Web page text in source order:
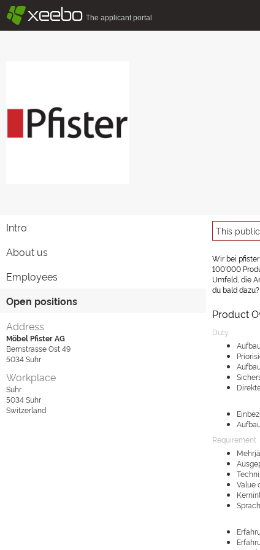
§xeebo The applicant portal
Intro
About us
Employees
Open positions
Address
Möbel Pfister AG
Bernstrasse Ost 49
5034Suhr
Workplace
Suhr
5034Suhr
Switzerland
This
Wir bei
100'000
Umfeld, die
du bald dazu?
Product
Duty
Requirement
Value